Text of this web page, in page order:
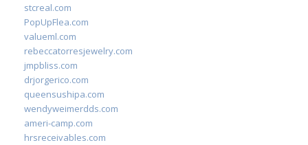
stcreal.com
PopUpFlea.com
valueml.com
rebeccatorresjewelry.com
jmpbliss.com
drjorgerico.com
queensushipa.com
wendyweimerdds.com
ameri-camp.com
hrsreceivables.com